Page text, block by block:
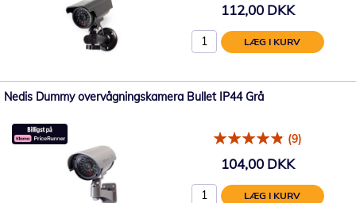
112,00 DKK
LÆG I KURV
Nedis Dummy overvågningskamera Bullet IP44 Grå
(9)
104,00 DKK
LÆG I KURV